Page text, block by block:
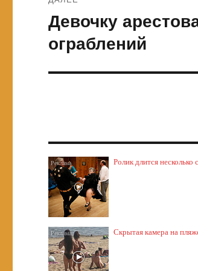
Следующая
запись:
Девочку
ограблений
Ролик длится несколько
Скрытая камера на